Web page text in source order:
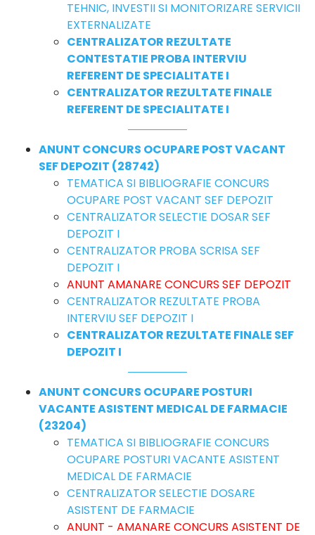
TEHNIC, INVESTII SI MONITORIZARE SERVICII
EXTERNALIZATE
CENTRALIZATOR REZULTATE
CONTESTATIE PROBA INTERVIU
REFERENT DE SPECIALITATE I
CENTRALIZATOR REZULTATE FINALE
REFERENT DE SPECIALITATE I
ANUNT CONCURS OCUPARE POST VACANT
SEF DEPOZIT (28742)
TEMATICA SI BIBLIOGRAFIE CONCURS
OCUPARE POST VACANT SEF DEPOZIT
CENTRALIZATOR SELECTIE DOSAR SEF
DEPOZIT I
CENTRALIZATOR PROBA SCRISA SEF
DEPOZIT I
ANUNT AMANARE CONCURS SEF DEPOZIT
CENTRALIZATOR REZULTATE PROBA
INTERVIU SEF DEPOZIT I
CENTRALIZATOR REZULTATE FINALE SEF
DEPOZIT I
ANUNT CONCURS OCUPARE POSTURI
VACANTE ASISTENT MEDICAL DE FARMACIE
(23204)
TEMATICA SI BIBLIOGRAFIE CONCURS
OCUPARE POSTURI VACANTE ASISTENT
MEDICAL DE FARMACIE
CENTRALIZATOR SELECTIE DOSARE
ASISTENT DE FARMACIE
ANUNT - AMANARE CONCURS ASISTENT DE